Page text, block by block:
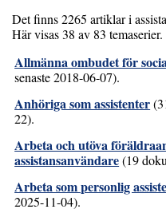
Det finns 2265 artiklar i
Här visas 38 av 83 temaserier.
Allmänna ombudet för
senaste 2018-06-07).
Anhöriga som assistenter
22).
Arbeta och utöva
assistansanvändare(19
Arbeta som personlig
2025-11-04).